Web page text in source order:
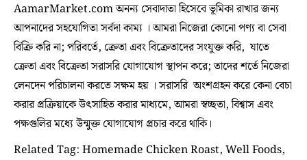
AamarMarket.com অনন্য সেবাদাতা হিসেবে ভূমিকা রাখার জন্য
আপনাদের সহযোগিতা সর্বদা কাম্য । আমরা নিজেরা কোনো পণ্য বা সেবা
বিক্রি করি না; পরিবর্তে, ক্রেতা এবং বিক্রেতাদের সংযুক্ত করি, যাতে
ক্রেতা এবং বিক্রেতা সরাসরি যোগাযোগ স্থাপন করে; তাদের শর্তে নিজেরা
লেনদেন পরিচালনা করতে সক্ষম হয় । সরাসরি অংশগ্রহন করে কেনা বেচা
করার প্রক্রিয়াকে উৎসাহিত করার মাধ্যমে, আমরা স্বচ্ছতা, বিশ্বাস এবং
পক্ষগুলির মধ্যে উন্মুক্ত যোগাযোগ প্রচার করে থাকি।
Related Tag: Homemade Chicken Roast, Well Foods,